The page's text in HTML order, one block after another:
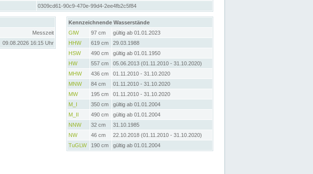
0309cd61-90c9-470e-99d4-2ee4fb2c5f84
Messzeit
09.08.2026 16:15 Uhr
Kennzeichnende Wasserstände
GlW
97 cm
gültig ab 01.01.2023
HHW
619 cm
29.03.1988
HSW
490 cm
gültig ab 01.01.1950
HW
557 cm
05.06.2013 (01.11.2010 - 31.10.2020)
MHW
436 cm
01.11.2010 - 31.10.2020
MNW
84 cm
01.11.2010 - 31.10.2020
MW
195 cm
01.11.2010 - 31.10.2020
M_I
350 cm
gültig ab 01.01.2004
M_II
490 cm
gültig ab 01.01.2004
NNW
32 cm
31.10.1985
NW
46 cm
22.10.2018 (01.11.2010 - 31.10.2020)
TuGLW
190 cm gültig ab 01.01.2004